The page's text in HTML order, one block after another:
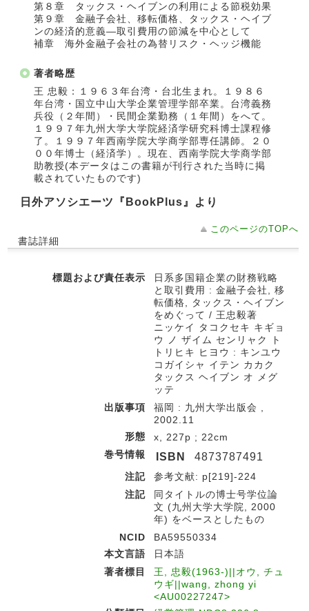
第８章 タックス・ヘイブンの利用による節税効果
第９章 金融子会社、移転価格、タックス・ヘイブ
ンの経済的意義―取引費用の節減を中心として
補章 海外金融子会社の為替リスク・ヘッジ機能
著者略歴
王 忠毅：１９６３年台湾・台北生まれ。１９８６
年台湾・国立中山大学企業管理学部卒業。台湾義務
兵役（２年間）・民間企業勤務（１年間）をへて。
１９９７年九州大学大学院経済学研究科博士課程修
了。１９９７年西南学院大学商学部専任講師。２０
００年博士（経済学）。現在、西南学院大学商学部
助教授(本データはこの書籍が刊行された当時に掲
載されていたものです)
日外アソシエーツ『BookPlus』より
このページのTOPへ
書誌詳細
標題および責任表示
日系多国籍企業の財務戦略
と取引費用 : 金融子会社, 移
転価格, タックス・ヘイブン
をめぐって / 王忠毅著
ニッケイ タコクセキ キギョ
ウ ノ ザイム センリャク ト
トリヒキ ヒヨウ : キンユウ
コガイシャ イテン カカク
タックス ヘイブン オ メグ
ッテ
出版事項
福岡 : 九州大学出版会 ,
2002.11
形態
x, 227p ; 22cm
巻号情報
ISBN 4873787491
注記
参考文献: p[219]-224
注記
同タイトルの博士号学位論
文 (九州大学大学院, 2000
年) をベースとしたもの
NCID
BA59550334
本文言語
日本語
著者標目
王, 忠毅(1963-)||オウ, チュ
ウギ||wang, zhong yi
<AU00227247>